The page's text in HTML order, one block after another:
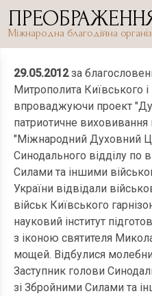
Skip
content
Міжнародна благодійна
29.05.2012
29.05.2012за
Митрополита Київського
впроваджуючи проект
патриотичне
"Міжнародний Духовний
Синодального відділу по
Силами та іншими
України відвідали
військ Київського
науковий інститут
з іконою святителя
мощей. Відбулися
Заступник голови
зі Збройними Силами та